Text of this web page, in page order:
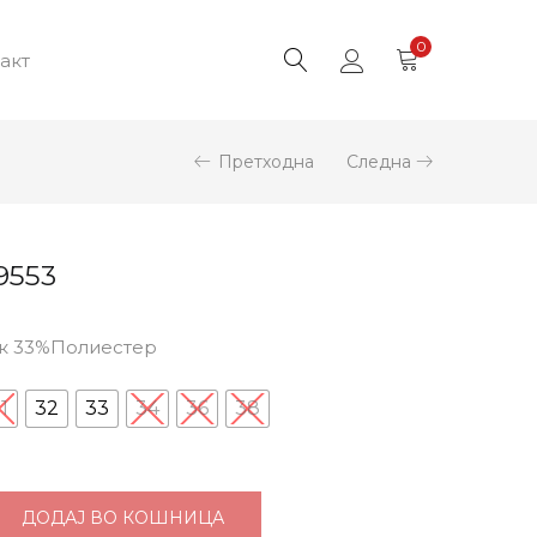
0
Претходна Следна
33%Полиестер
32 33 34 36 38
ДОДАЈ ВО КОШНИЦА